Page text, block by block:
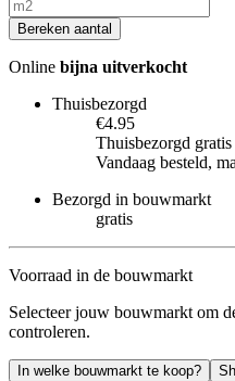
Bereken aantal
Online bijna uitverkocht
Thuisbezorgd
€4.95
Thuisbezorgd
Vandaag besteld,
Bezorgd in bouwmarkt
gratis
Voorraad in de bouwmarkt
Selecteer jouw bouwmarkt om
controleren.
In welke bouwmarkt te koop?